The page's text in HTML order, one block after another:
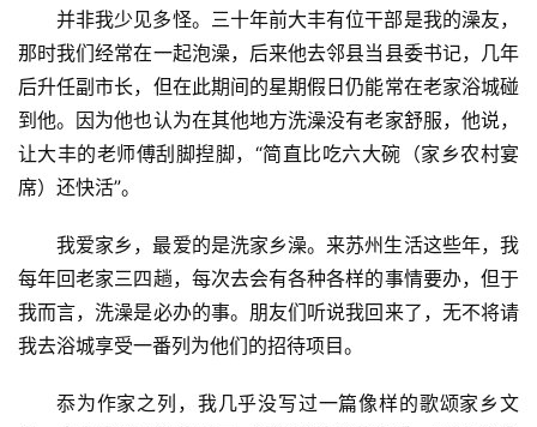
并非我少见多怪。三十年前大丰有位干部是我的澡友，
那时我们经常在一起泡澡，后来他去邻县当县委书记，几年
后升任副市长，但在此期间的星期假日仍能常在老家浴城碰
到他。因为他也认为在其他地方洗澡没有老家舒服，他说，
让大丰的老师傅刮脚揑脚，“简直比吃六大碗（家乡农村宴
席）还快活”。
我爱家乡，最爱的是洗家乡澡。来苏州生活这些年，我
每年回老家三四趟，每次去会有各种各样的事情要办，但于
我而言，洗澡是必办的事。朋友们听说我回来了，无不将请
我去浴城享受一番列为他们的招待项目。
忝为作家之列，我几乎没写过一篇像样的歌颂家乡文